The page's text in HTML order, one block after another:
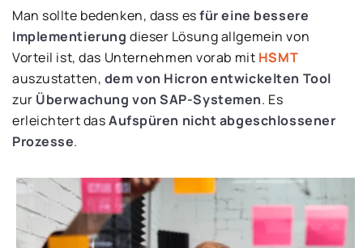
Man sollte bedenken, dass esfür eine bessere
Implementierung dieser Lösung allgemein von
Vorteil ist, das Unternehmen vorab mit HSMT
auszustatten, dem von Hicron entwickelten Tool
zur Überwachung von SAP-Systemen. Es
erleichtert dasAufspüren nicht abgeschlossener
Prozesse.